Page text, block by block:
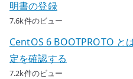
明書の登録
7.6k件のビュー
CentOS 6 BOOTPROTO
定を確認する
7.2k件のビュー